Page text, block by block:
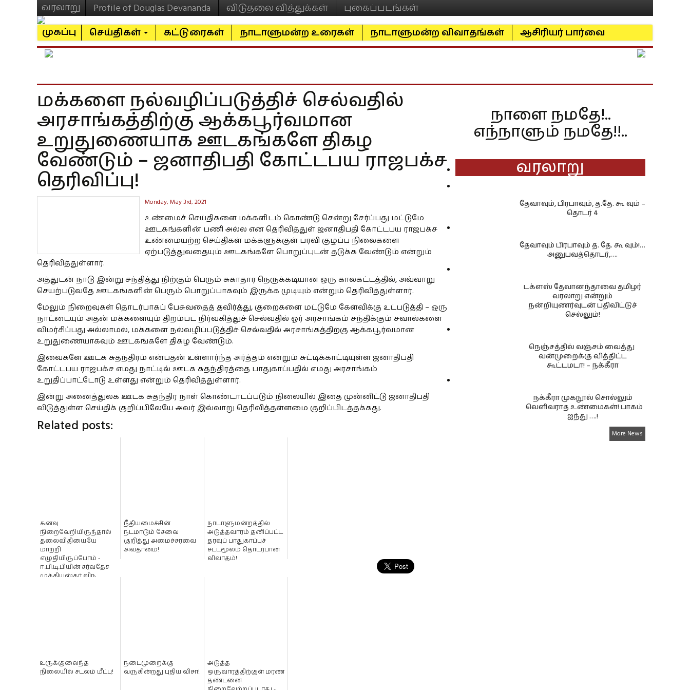
வரலாறு Profile of Douglas Devananda விடுதலை வித்துக்கள்
புகைப்படங்கள்
முகப்பு
செய்திகள் கட்டுரைகள் நாடாளுமன்ற உரைகள் நாடாளுமன்ற விவாதங்கள் ஆசிரியர் பார்வை
மக்களை நல்வழிப்படுத்திச் செல்வதில்
அரசாங்கத்திற்கு ஆக்கபூர்வமான
உறுதுணையாக ஊடகங்களே திகழ
வேண்டும் – ஜனாதிபதி கோட்டபய ராஜபக்ச
தெரிவிப்பு!
Monday, May 3rd, 2021
உண்மைச் செய்திகளை மக்களிடம் கொண்டு சென்று சேர்ப்பது மட்டுமே
ஊடகங்களின் பணி அல்ல என தெரிவித்துள் ஜனாதிபதி கோட்டபய ராஜபக்ச
உண்மையற்ற செய்திகள் மக்களுக்குள் பரவி குழப்ப நிலைகளை
ஏற்படுத்துவதையும் ஊடகங்களே பொறுப்புடன் தடுக்க வேண்டும் என்றும்
தெரிவித்துள்ளார்.
அத்துடன் நாடு இன்று சந்தித்து நிற்கும் பெரும் சுகாதார நெருக்கடியான ஒரு காலகட்டத்தில், அவ்வாறு
செயற்படுவதே ஊடகங்களின் பெரும் பொறுப்பாகவும் இருக்க முடியும் என்றும் தெரிவித்துள்ளார்.
மேலும் நிறைவுகள் தொடர்பாகப் பேசுவதைத் தவிர்த்து, குறைகளை மட்டுமே கேள்விக்கு உட்படுத்தி – ஒரு
நாட்டையும் அதன் மக்களையும் திறம்பட நிர்வகித்துச் செல்வதில் ஓர் அரசாங்கம் சந்திக்கும் சவால்களை
விமர்சிப்பது அல்லாமல், மக்களை நல்வழிப்படுத்திச் செல்வதில் அரசாங்கத்திற்கு ஆக்கபூர்வமான
உறுதுணையாகவும் ஊடகங்களே திகழ வேண்டும்.
இவைகளே ஊடக சுதந்திரம் என்பதன் உள்ளார்ந்த அர்த்தம் என்றும் சுட்டிக்காட்டியுள்ள ஜனாதிபதி
கோட்டபய ராஜபக்ச எமது நாட்டில் ஊடக சுதந்திரத்தை பாதுகாப்பதில் எமது அரசாங்கம்
உறுதிப்பாட்டோடு உள்ளது என்றும் தெரிவித்துள்ளார்.
இன்று அனைத்துலக ஊடக சுதந்திர நாள் கொண்டாடப்படும் நிலையில் இதை முன்னிட்டு ஜனாதிபதி
விடுத்துள்ள செய்திக் குறிப்பிலேயே அவர் இவ்வாறு தெரிவித்தள்ளமை குறிப்பிடத்தக்கது.
Related posts:
கனவு
நிறைவேறியிருந்தால்
தலைவிதியையே
மாற்றி
எழுதியிருப்போம் -
ஈ.பி.டி.பியின் சர்வதேச
முக்கியஸ்தர் விந...
நீதியமைச்சின்
நடமாடும் சேவை
குறித்து அமைச்சரவை
அவதானம்!
நாடாளுமன்றத்தில்
அடுத்தவாரம் தனிப்பட்ட
தரவுப் பாதுகாப்புச்
சட்டமூலம் தொடர்பான
விவாதம்!
உருக்குலைந்த
நிலையில் சடலம் மீட்பு!
நடைமுறைக்கு
வருகின்றது புதிய விசா!
அடுத்த
ஒருவாரத்திற்குள் மரண
தண்டனை
நாளை நமதே!..
எந்நாளும் நமதே!!..
வரலாறு
தேவாவும், பிரபாவும், த.தே. கூ வும் –
தொடர் 4
தேவாவும் பிரபாவும் த. தே. கூ வும்!…
அனுபவத்தொடர்,….
டக்ளஸ் தேவானந்தாவை தமிழர்
வரலாறு என்றும்
நன்றியுணர்வுடன் பதிவிட்டுச்
செல்லும்!
நெஞ்சத்தில் வஞ்சம் வைத்து
வன்முறைக்கு வித்திட்ட
கூட்டமடா! – நக்கீரா
நக்கீரா முகநூல் சொல்லும்
வெளிவராத உண்மைகள்! பாகம்
ஐந்து ….!
More News